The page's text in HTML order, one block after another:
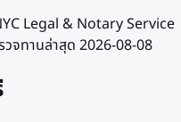
Legal & Notary Service
จทานล่าสุด 2026-08-08